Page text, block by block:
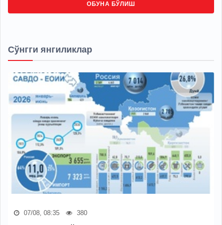
ОБУНА БЎЛИШ
Сўнгги янгиликлар
07/08, 08:35 380